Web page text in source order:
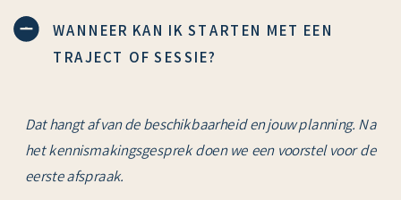
WANNEER KAN IK STARTEN MET EEN
TRAJECT OF SESSIE?
Dat hangt af van de beschikbaarheid en jouw planning. Na
het kennismakingsgesprek doen we een voorstel voor de
eerste afspraak.